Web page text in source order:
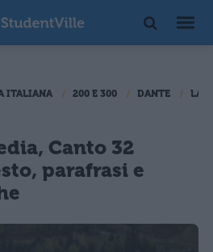
ITALIANA 200 E 300 DANTE LA
Canto 32
parafrasi e